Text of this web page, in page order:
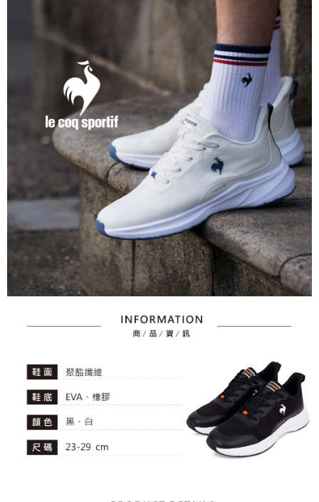
1.分期款項不併入電信帳單，「大哥付你分期」於每月結算日後寄送繳費提
2.透過簡訊連結打開帳單後，可選擇「超商條碼／台灣大直營門市／銀行轉
帳／街口支付／iPASS MONEY」等通路繳費。
【注意事項】
1.本服務係由「台灣大哥大股份有限公司」（以下簡稱本公司）所提供，讓
用戶於交易時，得透過本服務購買商品或服務，並由商店將買賣／分期付款
買賣價金債權讓與本公司後，依約使用本公司帳單繳交帳款。
2.基於同意付款使用「大哥付你分期」之契約關係目的，商店將以您的個人
資料（包含姓名、電話或地址）提供予台灣大哥大進項蒐集、處理及利用，
由本公司與您本人進行分期帳單所需資料之確認、核對及更正。
3.完整用戶服務條款，請詳閱以下連結：https://oppay.tw/userRule
３．安心：先確認商品／服務後，再付款。
【「AFTEE先享後付」結帳流程】
１．於結帳方式選擇「AFTEE先享後付」後，將跳轉至「AFTEE先享後付」
結帳頁面，進行簡訊認證並確認金額後，即可完成結帳。
２．訂單成立數日內，您將收到繳費通知簡訊。
３．收到繳費通知簡訊後14天內，點擊此簡訊中的連結，可透過四大超商／
ATM／網路銀行／等多元方式進行付款，方視為交易完成。
※ 請注意：結帳手續完成當下不需立刻繳費，但若您需要取消訂單，請聯絡
購買商品的店家。未經商家同意取消之訂單仍視為有效，需透過AFTEE先享
後付繳納相關費用。
※ 交易是否成功請以「AFTEE先享後付 」之結帳頁面顯示為準，若有關於
是否繳費成功／繳費後需取消欲退款等相關疑問，請聯繫「AFTEE先享後付
https://netprotections.freshdesk.com/support/home
【注意事項】
１．透過由恩沛科技股份有限公司提供之「AFTEE先享後付」服務完成之交
易，需依本服務之必要範圍內提供個人資料，並將交易相關給付款項請求債
權轉讓予恩沛科技股份有限公司。
２．關於個人資料處理事宜，請瀏覽以下網址：
https://aftee.tw/terms/#terms3
３．未成年的使用者請事先徵得法定代理人或監護人之同意方可使用
「AFTEE先享後付」，若未經同意申辦者引起之損失，本公司不負相關責
４．使用「AFTEE先享後付」時，將依據個別帳號之用戶狀況，依本公司即
時審查核予不同之上限額度；若仍有額度不足之情形，本公司將視審查結果
恩沛科技股份有限公司將有權停止該用戶之使用額度並採取法律行動。
付款後全家取貨
萊爾富取貨付款
付款後萊爾富取貨
7-11取貨付款
免運費
宅配
離島宅配